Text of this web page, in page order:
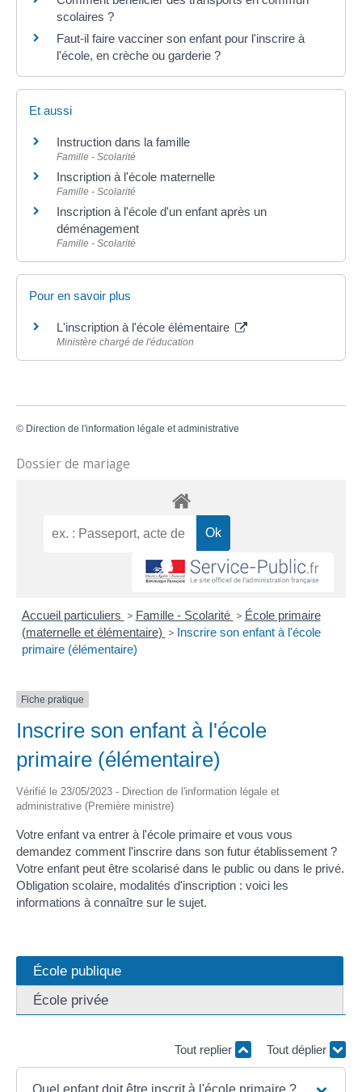
scolaires ?
Faut-il faire vacciner son enfant pour l'inscrire à
l'école, en crèche ou garderie ?
Et aussi
Instruction dans la famille
Famille - Scolarité
Inscription à l'école maternelle
Famille - Scolarité
Inscription à l'école d'un enfant après un
déménagement
Famille - Scolarité
Pour en savoir plus
L'inscription à l'école élémentaire
Ministère chargé de l'éducation
© Direction de l'information légale et administrative
Dossier de mariage
Accueil particuliers > Famille - Scolarité > École primaire
(maternelle et élémentaire) > Inscrire son enfant à l'école
primaire (élémentaire)
Fiche pratique
Inscrire son enfant à l'école
primaire (élémentaire)
Vérifié le 23/05/2023 - Direction de l'information légale et
administrative (Première ministre)
Votre enfant va entrer à l'école primaire et vous vous
demandez comment l'inscrire dans son futur établissement ?
Votre enfant peut être scolarisé dans le public ou dans le privé.
Obligation scolaire, modalités d'inscription : voici les
informations à connaître sur le sujet.
École publique
École privée
Tout replier Tout déplier
Quel enfant doit être inscrit à l'école primaire ?